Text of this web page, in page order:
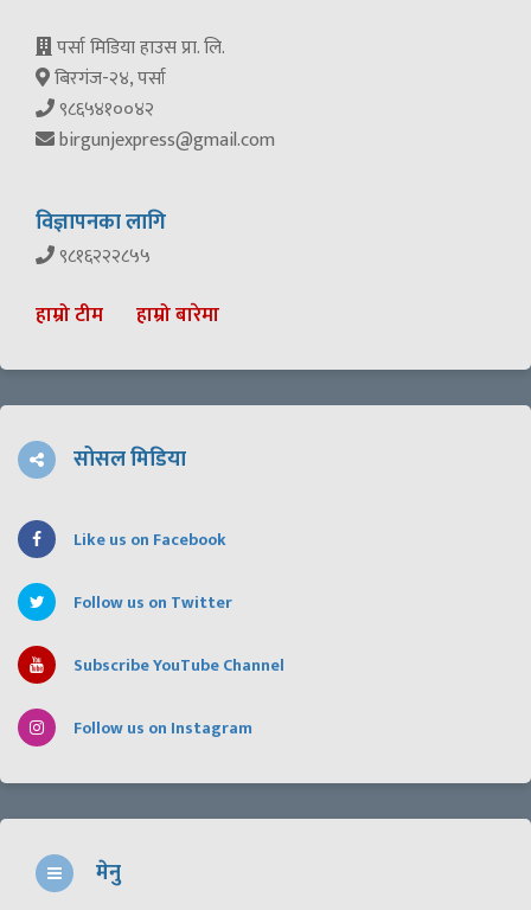
पर्सा मिडिया हाउस प्रा. लि.
बिरगंज-२४, पर्सा
९८६५४१००४२
birgunjexpress@gmail.com
विज्ञापनका लागि
९८१६२२२८५५
हाम्रो टीम हाम्रो बारेमा
सोसल मिडिया
Like us on Facebook
Follow us on Twitter
Subscribe YouTube Channel
Follow us on Instagram
मेनु